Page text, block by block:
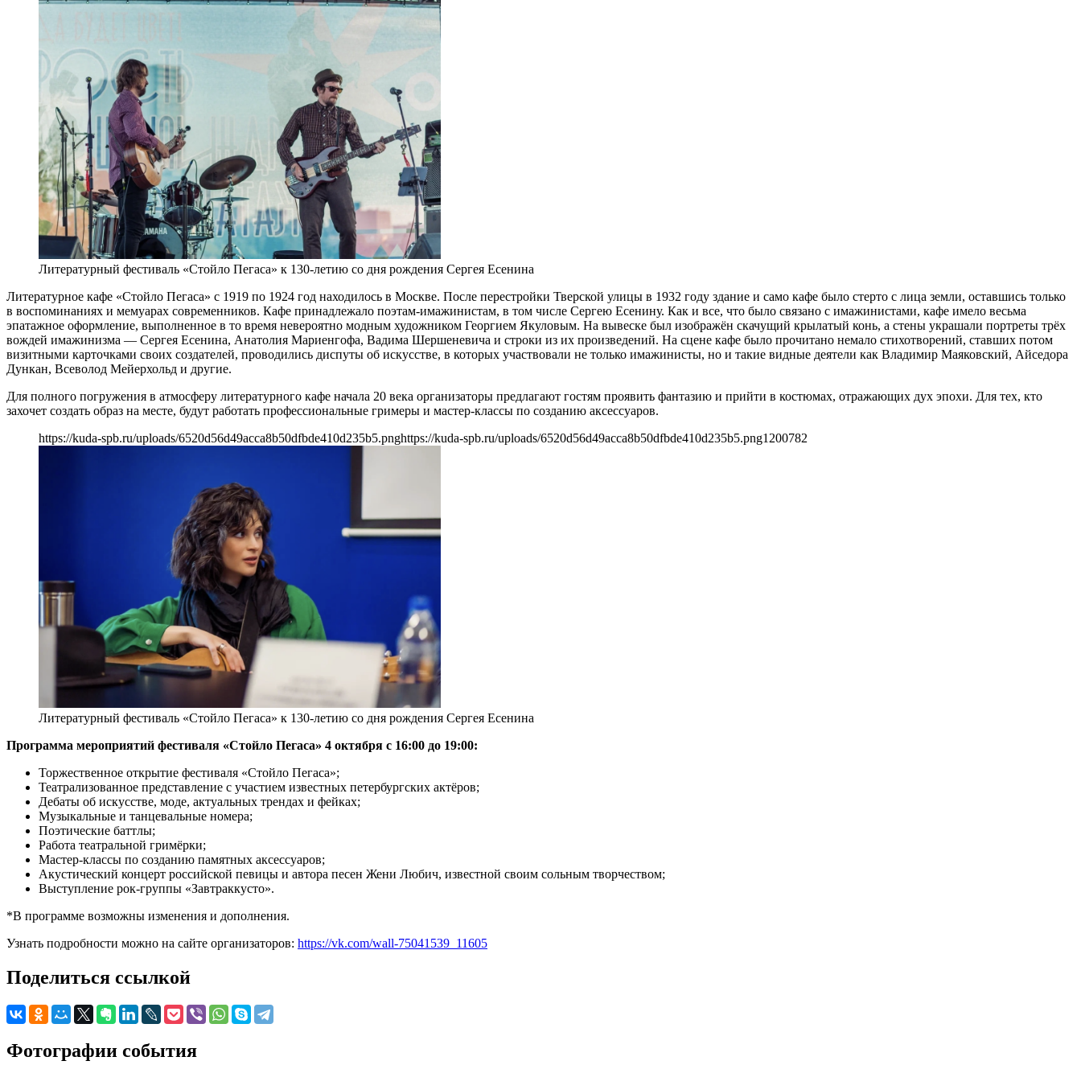
Литературный фестиваль «Стойло Пегаса» к 130-летию со дня рождения Сергея Есенина
Литературное кафе «Стойло Пегаса» с 1919 по 1924 год находилось в Москве. После перестройки Тверской улицы в 1932 году здание и само кафе было стерто с лица земли, оставшись только
в воспоминаниях и мемуарах современников. Кафе принадлежало поэтам-имажинистам, в том числе Сергею Есенину. Как и все, что было связано с имажинистами, кафе имело весьма
эпатажное оформление, выполненное в то время невероятно модным художником Георгием Якуловым. На вывеске был изображён скачущий крылатый конь, а стены украшали портреты трёх
вождей имажинизма — Сергея Есенина, Анатолия Мариенгофа, Вадима Шершеневича и строки из их произведений. На сцене кафе было прочитано немало стихотворений, ставших потом
визитными карточками своих создателей, проводились диспуты об искусстве, в которых участвовали не только имажинисты, но и такие видные деятели как Владимир Маяковский, Айседора
Дункан, Всеволод Мейерхольд и другие.
Для полного погружения в атмосферу литературного кафе начала 20 века организаторы предлагают гостям проявить фантазию и прийти в костюмах, отражающих дух эпохи. Для тех, кто
захочет создать образ на месте, будут работать профессиональные гримеры и мастер-классы по созданию аксессуаров.
https://kuda-spb.ru/uploads/6520d56d49acca8b50dfbde410d235b5.pnghttps://kuda-spb.ru/uploads/6520d56d49acca8b50dfbde410d235b5.png1200782
Литературный фестиваль «Стойло Пегаса» к 130-летию со дня рождения Сергея Есенина
Программа мероприятий фестиваля «Стойло Пегаса» 4 октября с 16:00 до 19:00:
Торжественное открытие фестиваля «Стойло Пегаса»;
Театрализованное представление с участием известных петербургских актёров;
Дебаты об искусстве, моде, актуальных трендах и фейках;
Музыкальные и танцевальные номера;
Поэтические баттлы;
Работа театральной гримёрки;
Мастер-классы по созданию памятных аксессуаров;
Акустический концерт российской певицы и автора песен Жени Любич, известной своим сольным творчеством;
Выступление рок-группы «Завтраккусто».
*В программе возможны изменения и дополнения.
Узнать подробности можно на сайте организаторов: https://vk.com/wall-75041539_11605
Поделиться ссылкой
Фотографии события